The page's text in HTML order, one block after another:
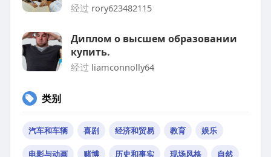
经过 rory623482115
Диплом о высшем образовании
купить.
经过 liamconnolly64
类别
汽车和车辆 喜剧 经济和贸易 教育 娱乐
电影与动画 赌博 历史和事实 现场风格 自然